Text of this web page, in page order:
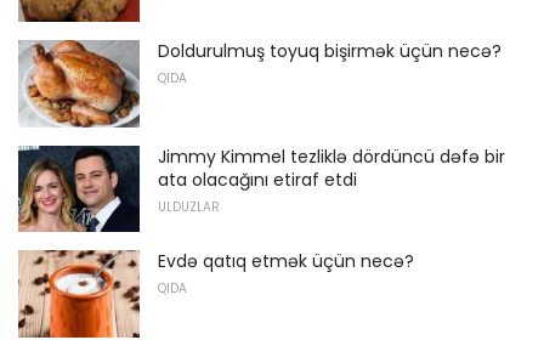
Doldurulmuş toyuq bişirmək üçün necə?
QIDA
Jimmy Kimmel tezliklə dördüncü dəfə bir
ata olacağını etiraf etdi
ULDUZLAR
Evdə qatıq etmək üçün necə?
QIDA